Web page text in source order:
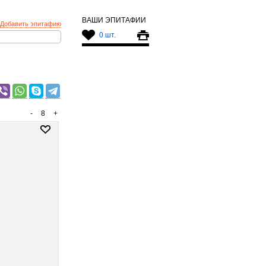
ВАШИ ЭПИТАФИИ
0 шт.
Добавить эпитафию
+
8
-